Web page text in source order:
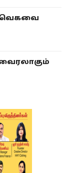
தவெகவை